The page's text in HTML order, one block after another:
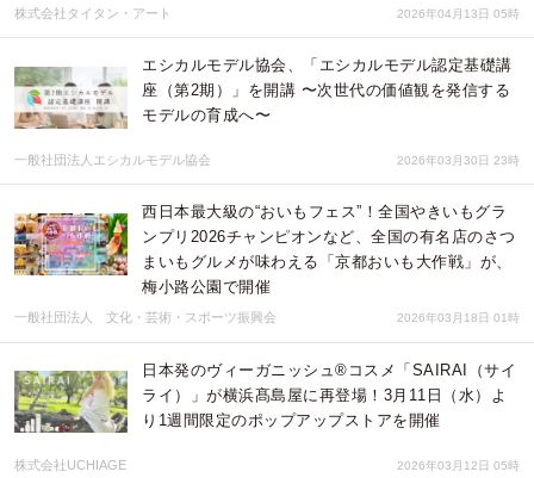
株式会社タイタン・アート 2026年04月13日 05時
エシカルモデル協会、「エシカルモデル認定基礎講
座（第2期）」を開講 〜次世代の価値観を発信する
モデルの育成へ〜
一般社団法人エシカルモデル協会 2026年03月30日 23時
西日本最大級の“おいもフェス”！全国やきいもグラ
ンプリ2026チャンピオンなど、全国の有名店のさつ
まいもグルメが味わえる「京都おいも大作戦」が、
梅小路公園で開催
一般社団法人 文化・芸術・スポーツ振興会 2026年03月18日 01時
日本発のヴィーガニッシュ®コスメ「SAIRAI（サイ
ライ）」が横浜髙島屋に再登場！3月11日（水）よ
り1週間限定のポップアップストアを開催
株式会社UCHIAGE 2026年03月12日 05時